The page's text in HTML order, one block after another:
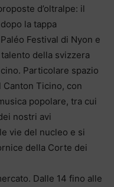
d’oltralpe: il
la tappa
Festival di Nyon e
della svizzera
Particolare spazio
Canton Ticino, con
popolare, tra cui
nostri avi
vie del nucleo e si
della Corte dei
Dalle 14 fino alle